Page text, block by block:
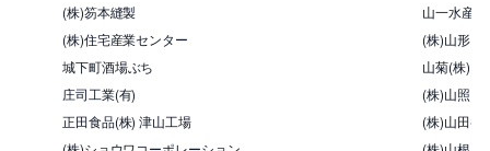
(株)笏本縫製
山一水産(
(株)住宅産業センター
(株)山形電
城下町酒場ぶち
山菊(株)
庄司工業(有)
(株)山照
正田食品(株) 津山工場
(株)山田養